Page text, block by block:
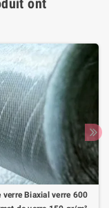
ont
verre Biaxial verre 600